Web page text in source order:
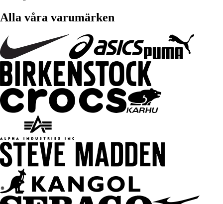
Alla våra varumärken